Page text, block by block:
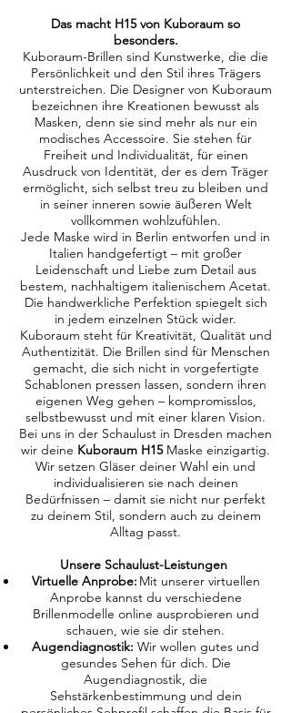
Das macht H15 von Kuboraum so
besonders.
Kuboraum-Brillen sind Kunstwerke, die die
Persönlichkeit und den Stil ihres Trägers
unterstreichen. Die Designer von Kuboraum
bezeichnen ihre Kreationen bewusst als
Masken, denn sie sind mehr als nur ein
modisches Accessoire. Sie stehen für
Freiheit und Individualität, für einen
Ausdruck von Identität, der es dem Träger
ermöglicht, sich selbst treu zu bleiben und
in seiner inneren sowie äußeren Welt
vollkommen wohlzufühlen.
Jede Maske wird in Berlin entworfen und in
Italien handgefertigt – mit großer
Leidenschaft und Liebe zum Detail aus
bestem, nachhaltigem italienischem Acetat.
Die handwerkliche Perfektion spiegelt sich
in jedem einzelnen Stück wider.
Kuboraum steht für Kreativität, Qualität und
Authentizität. Die Brillen sind für Menschen
gemacht, die sich nicht in vorgefertigte
Schablonen pressen lassen, sondern ihren
eigenen Weg gehen – kompromisslos,
selbstbewusst und mit einer klaren Vision.
Bei uns in der Schaulust in Dresden machen
wir deine Kuboraum H15 Maske einzigartig.
Wir setzen Gläser deiner Wahl ein und
individualisieren sie nach deinen
Bedürfnissen – damit sie nicht nur perfekt
zu deinem Stil, sondern auch zu deinem
Alltag passt.
Unsere Schaulust-Leistungen
Virtuelle Anprobe: Mit unserer virtuellen
Anprobe kannst du verschiedene
Brillenmodelle online ausprobieren und
schauen, wie sie dir stehen.
Augendiagnostik: Wir wollen gutes und
gesundes Sehen für dich. Die
Augendiagnostik, die
Sehstärkenbestimmung und dein